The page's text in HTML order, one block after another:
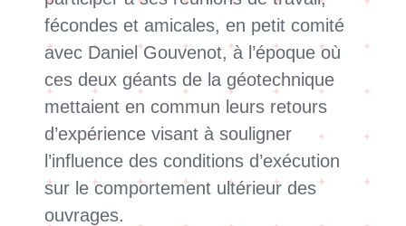
fécondes et amicales, en petit comité
avec Daniel Gouvenot, à l’époque où
ces deux géants de la géotechnique
mettaient en commun leurs retours
d’expérience visant à souligner
l’influence des conditions d’exécution
sur le comportement ultérieur des
ouvrages.